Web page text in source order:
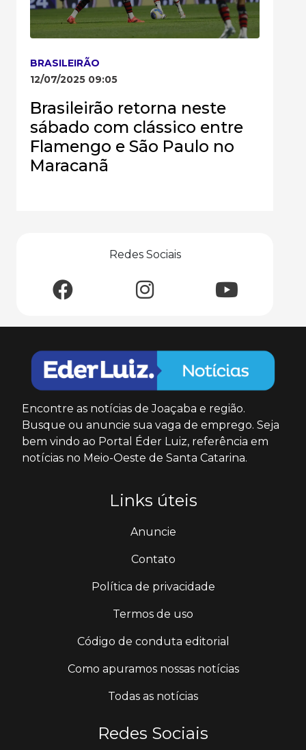
BRASILEIRÃO
12/07/2025 09:05
Brasileirão retorna neste
sábado com clássico entre
Flamengo e São Paulo no
Maracanã
Redes Sociais
Encontre as notícias de Joaçaba e região.
Busque ou anuncie sua vaga de emprego. Seja
bem vindo ao Portal Éder Luiz, referência em
notícias no Meio-Oeste de Santa Catarina.
Links úteis
Anuncie
Contato
Política de privacidade
Termos de uso
Código de conduta editorial
Como apuramos nossas notícias
Todas as notícias
Redes Sociais